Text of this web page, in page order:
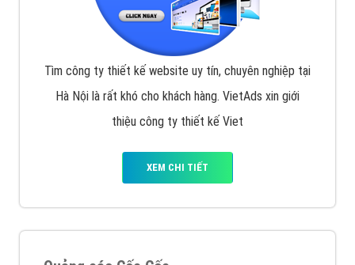
Tìm công ty thiết kế website uy tín, chuyên nghiệp tại
Hà Nội là rất khó cho khách hàng. VietAds xin giới
thiệu công ty thiết kế Viet
XEM CHI TIẾT